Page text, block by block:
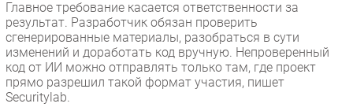
РАЗДЕЛЫ
Новости
Аналитика
Интервью
Главное требование касается ответственности за
результат. Разработчик обязан проверить
сгенерированные материалы, разобраться в сути
изменений и доработать код вручную. Непроверенный
код от ИИ можно отправлять только там, где проект
прямо разрешил такой формат участия, пишет
Securitylab.